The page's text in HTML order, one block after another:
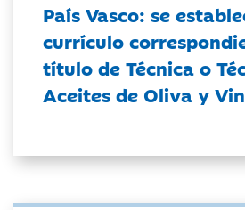
País Vasco: se
currículo
título de Técnica o
Aceites de Oliva y